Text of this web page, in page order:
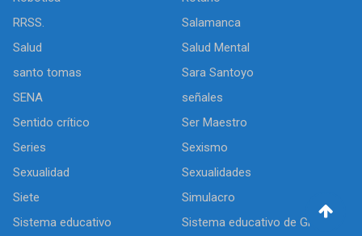
RRSS.
Salamanca
Salud
Salud Mental
santo tomas
Sara Santoyo
SENA
señales
Sentido crítico
Ser Maestro
Series
Sexismo
Sexualidad
Sexualidades
Siete
Simulacro
Sistema educativo
Sistema educativo de Grecia